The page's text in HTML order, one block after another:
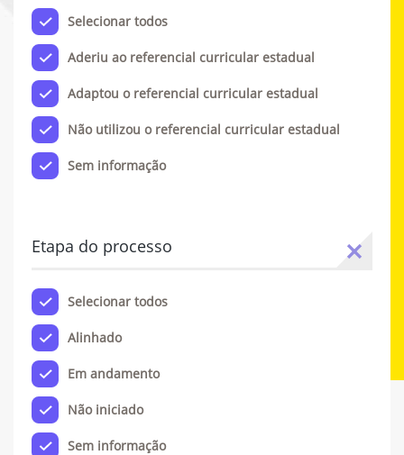
Selecionar todos
Aderiu ao referencial curricular estadual
Adaptou o referencial curricular estadual
Não utilizou o referencial curricular estadual
Sem informação
Etapa do processo
Selecionar todos
Alinhado
Em andamento
Não iniciado
Sem informação